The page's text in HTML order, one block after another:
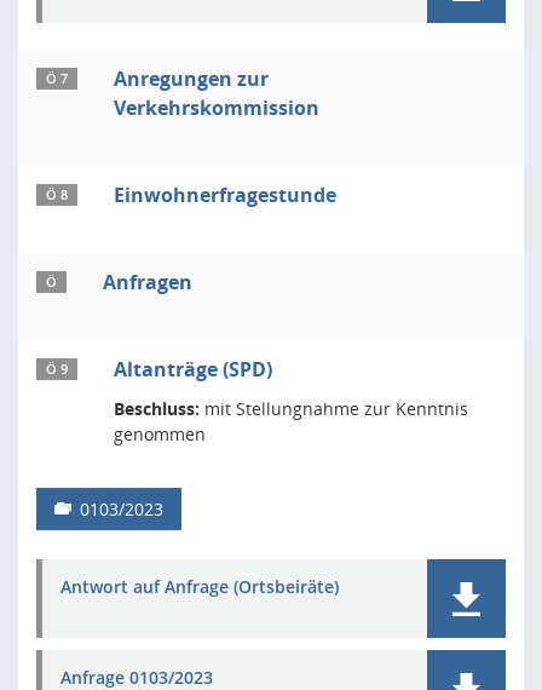
Ö 7
Anregungen zur
Verkehrskommission
Ö 8 Einwohnerfragestunde
Ö Anfragen
Ö 9 Altanträge (SPD)
Beschluss: mit Stellungnahme zur Kenntnis
genommen
0103/2023
Antwort auf Anfrage (Ortsbeiräte)
Anfrage 0103/2023